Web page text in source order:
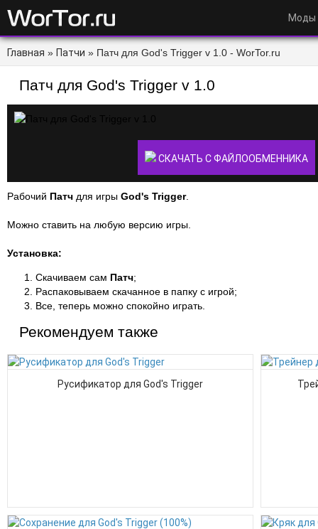
Моды
Главная » Патчи » Патч для God's Trigger v 1.0 - WorTor.ru
Патч для God's Trigger v 1.0
СКАЧАТЬ С ФАЙЛООБМЕННИКА
Рабочий Патч для игры God's Trigger.
Можно ставить на любую версию игры.
Установка:
Скачиваем сам Патч;
Распаковываем скачанное в папку с игрой;
Все, теперь можно спокойно играть.
Рекомендуем также
Русификатор для God's Trigger